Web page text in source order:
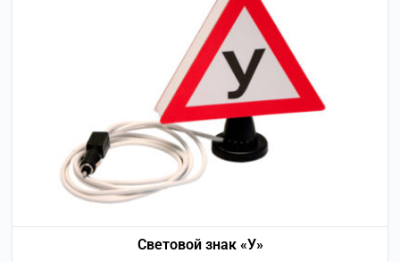
Световой знак «У»